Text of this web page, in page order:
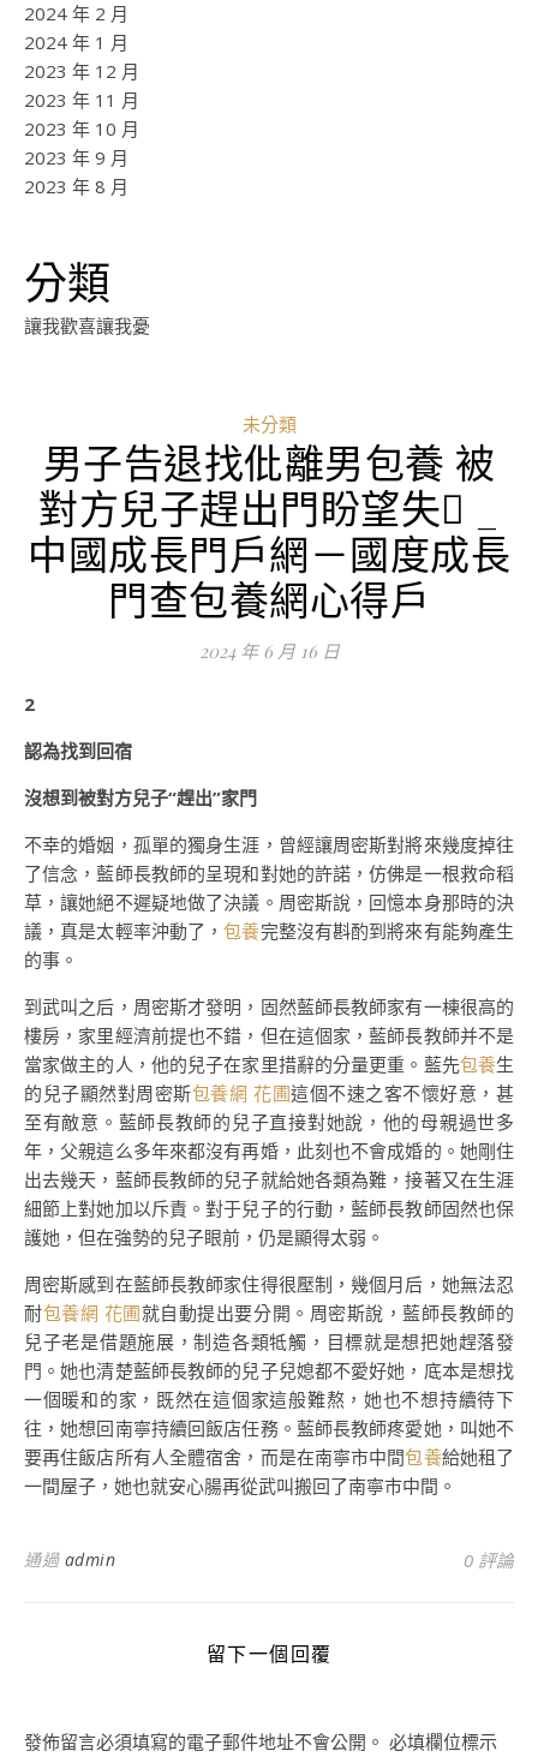
2024 年 2 月
2024 年 1 月
2023 年 12 月
2023 年 11 月
2023 年 10 月
2023 年 9 月
2023 年 8 月
分類
讓我歡喜讓我憂
未分類
男子告退找仳離男包養 被
對方兒子趕出門盼望失 _
中國成長門戶網－國度成長
門查包養網心得戶
2024 年 6 月 16 日
2
認為找到回宿
沒想到被對方兒子“趕出”家門
不幸的婚姻，孤單的獨身生涯，曾經讓周密斯對將來幾度掉往
了信念，藍師長教師的呈現和對她的許諾，仿佛是一根救命稻
草，讓她絕不遲疑地做了決議。周密斯說，回憶本身那時的決
議，真是太輕率沖動了，包養完整沒有斟酌到將來有能夠產生
的事。
到武叫之后，周密斯才發明，固然藍師長教師家有一棟很高的
樓房，家里經濟前提也不錯，但在這個家，藍師長教師并不是
當家做主的人，他的兒子在家里措辭的分量更重。藍先包養生
的兒子顯然對周密斯包養網 花圃這個不速之客不懷好意，甚
至有敵意。藍師長教師的兒子直接對她說，他的母親過世多
年，父親這么多年來都沒有再婚，此刻也不會成婚的。她剛住
出去幾天，藍師長教師的兒子就給她各類為難，接著又在生涯
細節上對她加以斥責。對于兒子的行動，藍師長教師固然也保
護她，但在強勢的兒子眼前，仍是顯得太弱。
周密斯感到在藍師長教師家住得很壓制，幾個月后，她無法忍
耐包養網 花圃就自動提出要分開。周密斯說，藍師長教師的
兒子老是借題施展，制造各類牴觸，目標就是想把她趕落發
門。她也清楚藍師長教師的兒子兒媳都不愛好她，底本是想找
一個暖和的家，既然在這個家這般難熬，她也不想持續待下
往，她想回南寧持續回飯店任務。藍師長教師疼愛她，叫她不
要再住飯店所有人全體宿舍，而是在南寧市中間包養給她租了
一間屋子，她也就安心腸再從武叫搬回了南寧市中間。
通過 admin 0 評論
留下一個回覆
發佈留言必須填寫的電子郵件地址不會公開。 必填欄位標示